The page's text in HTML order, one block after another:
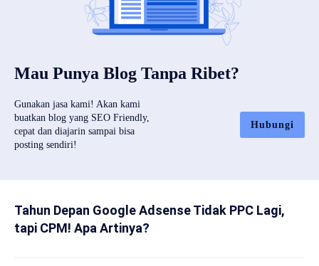
Mau Punya Blog Tanpa Ribet?
Gunakan jasa kami! Akan kami
buatkan blog yang SEO Friendly,
cepat dan diajarin sampai bisa
posting sendiri!
Hubungi
Tahun Depan Google Adsense Tidak PPC Lagi,
tapi CPM! Apa Artinya?